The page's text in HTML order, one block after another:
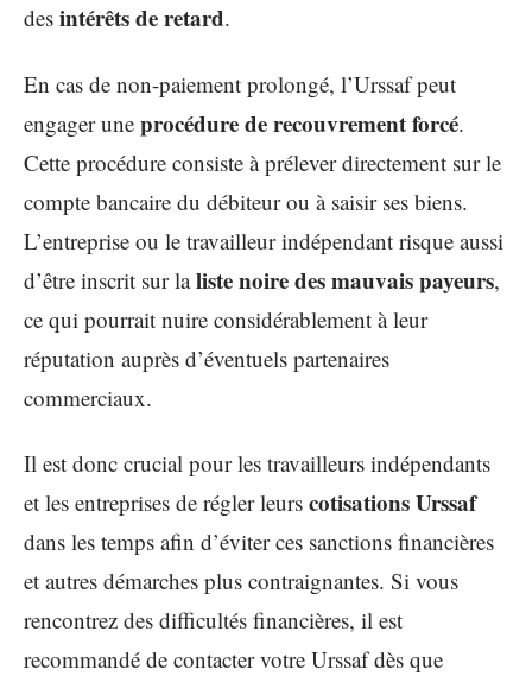
des intérêts de retard.
En cas de non-paiement prolongé, l’Urssaf peut
engager une procédure de recouvrement forcé.
Cette procédure consiste à prélever directement sur le
compte bancaire du débiteur ou à saisir ses biens.
L’entreprise ou le travailleur indépendant risque aussi
d’être inscrit sur laliste noire des mauvais payeurs,
ce qui pourrait nuire considérablement à leur
réputation auprès d’éventuels partenaires
commerciaux.
Il est donc crucial pour les travailleurs indépendants
et les entreprises de régler leurs cotisations Urssaf
dans les temps afin d’éviter ces sanctions financières
et autres démarches plus contraignantes. Si vous
rencontrez des difficultés financières, il est
recommandé de contacter votre Urssaf dès que